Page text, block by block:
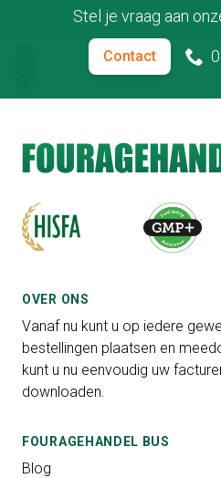
Stel je vraag aan
Contact
OVER ONS
Vanaf nu kunt u op iedere
bestellingen plaatsen en
kunt u nu eenvoudig uw
downloaden.
FOURAGEHANDEL BUS
Blog